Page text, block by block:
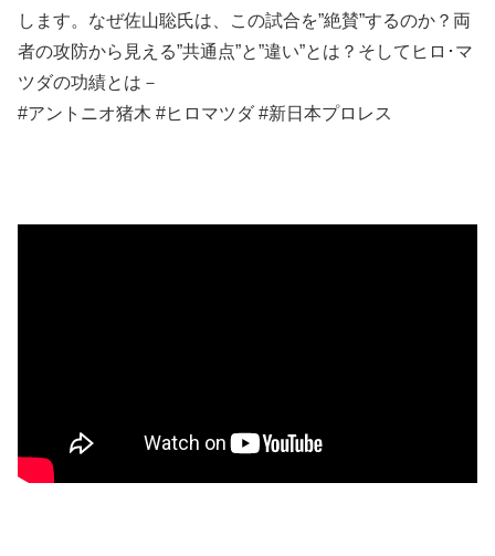
します。なぜ佐山聡氏は、この試合を”絶賛”するのか？両
者の攻防から見える”共通点”と”違い”とは？そしてヒロ･マ
ツダの功績とは－
#アントニオ猪木 #ヒロマツダ #新日本プロレス